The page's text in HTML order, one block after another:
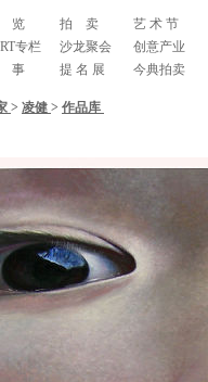
览
专栏
事
拍 卖
沙龙聚会
提 名 展
艺 术 节
创意产业
今典拍卖
> 凌健 > 作品库